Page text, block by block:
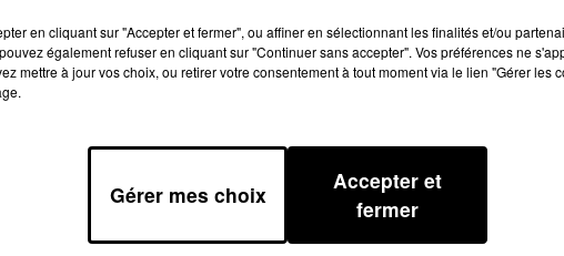
en cliquant sur "Accepter et fermer", ou affiner en sélectionnant les finalités et/ou
également refuser en cliquant sur "Continuer sans accepter". Vos préférences ne
mettre à jour vos choix, ou retirer votre consentement à tout moment via le lien "Gérer les
Gérer mes choix
Accepter et
fermer